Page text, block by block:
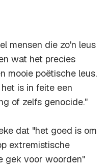
mensen die zo'n leus
wat het precies
mooie poëtische leus.
is in feite een
of zelfs genocide."
dat "het goed is om
extremistische
gek voor woorden"